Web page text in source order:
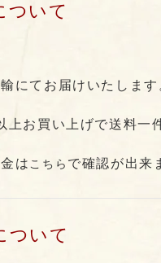
ついて
にてお届けいたします
上お買い上げで送料一
は こちら で確認が出来
ついて